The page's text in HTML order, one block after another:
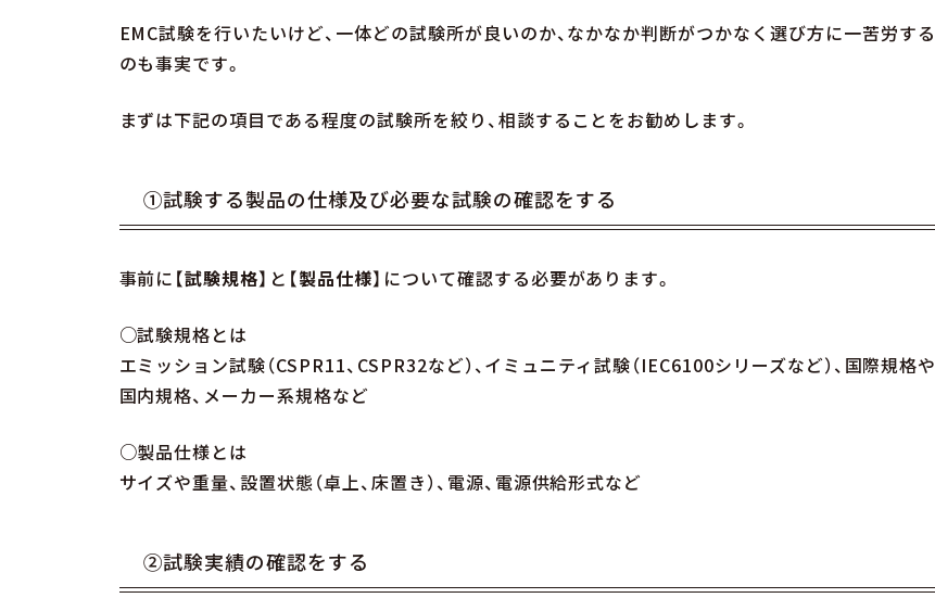
EMC試験を行いたいけど、一体どの試験所が良いのか、なかなか判断がつかなく選び方に一苦労する
のも事実です。
まずは下記の項目である程度の試験所を絞り、相談することをお勧めします。
①試験する製品の仕様及び必要な試験の確認をする
事前に【試験規格】と【製品仕様】について確認する必要があります。
○試験規格とは
エミッション試験（CSPR11、CSPR32など）、イミュニティ試験（IEC6100シリーズなど）、国際規格や
国内規格、メーカー系規格など
○製品仕様とは
サイズや重量、設置状態（卓上、床置き）、電源、電源供給形式など
②試験実績の確認をする